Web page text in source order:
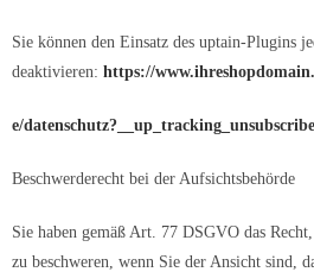
Sie können den Einsatz des uptain-Plugins
deaktivieren: https://
e/datenschutz?__up_tracking_unsubscribe
Beschwerderecht bei der Aufsichtsbehörde
Sie haben gemäß Art. 77 DSGVO das
zu beschweren, wenn Sie der Ansicht sind,